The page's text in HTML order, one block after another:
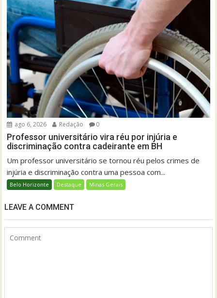
ago 6, 2026 Redação 0
Professor universitário vira réu por injúria e
discriminação contra cadeirante em BH
Um professor universitário se tornou réu pelos crimes de
injúria e discriminação contra uma pessoa com...
Belo Horizonte Destaque Minas Gerais
LEAVE A COMMENT